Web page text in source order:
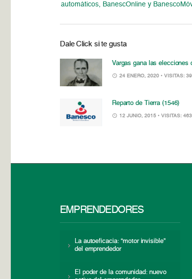
automáticos, BanescOnline y
Dale Click si te gusta
Vargas gana las elecciones
24 ENERO, 2020 • VISITAS:
Reparto de Tierra (1546)
12 JUNIO, 2015 • VISITAS:
EMPRENDEDORES
La autoeficacia: “motor invisible”
del emprendedor
El poder de la comunidad: nuevo